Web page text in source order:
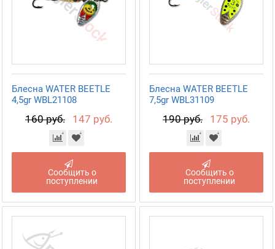
Блесна WATER BEETLE
4,5gr WBL21108
160 руб. 147 руб.
Сообщить о
поступлении
Блесна WATER BEETLE
7,5gr WBL31109
190 руб. 175 руб.
Сообщить о
поступлении